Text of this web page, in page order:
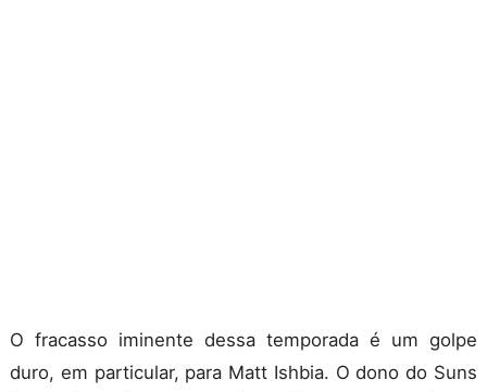
O fracasso iminente dessa temporada é um golpe
duro, em particular, para Matt Ishbia. O dono do Suns